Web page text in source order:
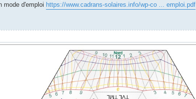
mode d'emploi https://www.cadrans-solaires.info/wp-co ... emploi.pdf